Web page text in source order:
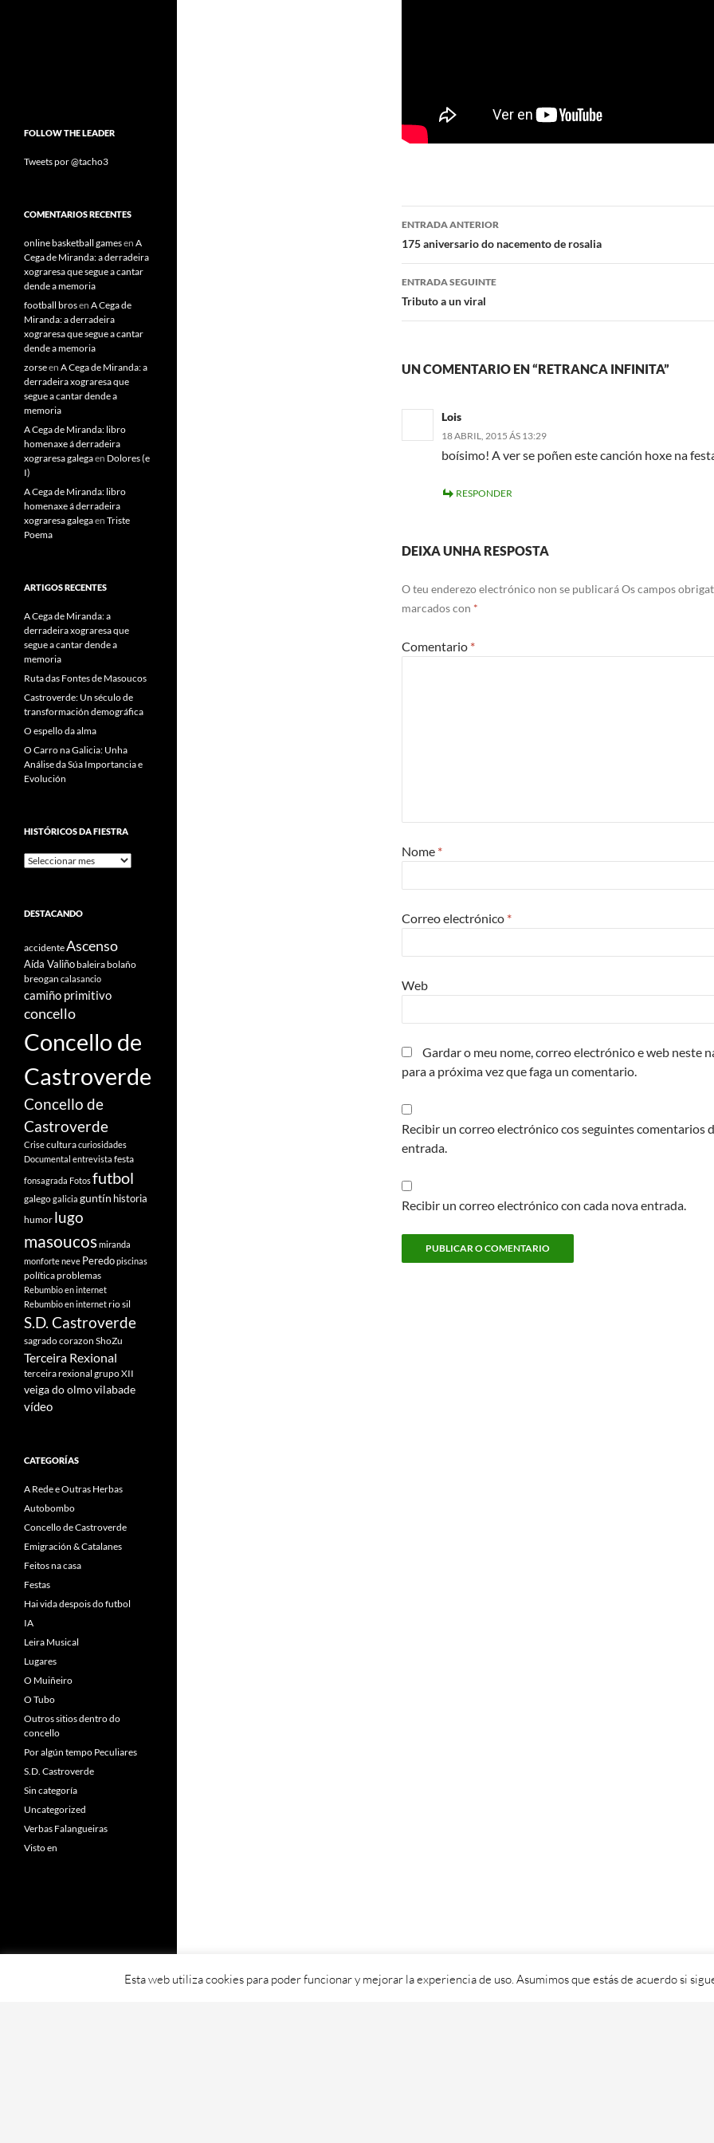
Navegación
de
artigos
ENTRADA ANTERIOR
175 aniversario do nacemento de rosalia
ENTRADA SEGUINTE
Tributo a un viral
UN COMENTARIO EN “RETRANCA INFINITA”
Lois
18 ABRIL, 2015 ÁS 13:29
boísimo! A ver se poñen este canción hoxe na
RESPONDER
DEIXA UNHA RESPOSTA
O teu enderezo electrónico non se publicaráOs campos
marcados con *
Comentario *
Nome *
Correo electrónico *
Web
Gardar o meu nome, correo electrónico e web neste
para a próxima vez que faga un comentario.
Recibir un correo electrónico cos seguintes comentarios
entrada.
Recibir un correo electrónico con cada nova entrada.
FOLLOW THE LEADER
Tweets por @tacho3
COMENTARIOS RECENTES
online basketball gamesen A
Cega de Miranda: a derradeira
xograresa que segue a cantar
dende a memoria
football brosen A Cega de
Miranda: a derradeira
xograresa que segue a cantar
dende a memoria
zorseen A Cega de Miranda: a
derradeira xograresa que
segue a cantar dende a
memoria
A Cega de Miranda: libro
homenaxe á derradeira
xograresa galegaen Dolores (e
I)
A Cega de Miranda: libro
homenaxe á derradeira
xograresa galegaen Triste
Poema
ARTIGOS RECENTES
A Cega de Miranda: a
derradeira xograresa que
segue a cantar dende a
memoria
Ruta das Fontes de Masoucos
Castroverde: Un século de
transformación demográfica
O espello da alma
O Carro na Galicia: Unha
Análise da Súa Importancia e
Evolución
HISTÓRICOS DA FIESTRA
Históricos
DESTACANDO
accidenteAscenso
Aída Valiñobaleirabolaño
breogan calasancio
camiño primitivo
concello
Concello de
Castroverde
Concello de
Castroverde
Criseculturacuriosidades
Documental entrevista festa
fonsagrada Fotosfutbol
galegogalicia guntín historia
humor lugo
masoucosmiranda
monforteneve Peredopiscinas
políticaproblemas
Rebumbio en internet
Rebumbio en internetrio sil
S.D. Castroverde
sagrado corazon ShoZu
Terceira Rexional
terceira rexional grupo XII
veiga do olmovilabade
vídeo
CATEGORÍAS
A Rede e Outras Herbas
Autobombo
Concello de Castroverde
Emigración & Catalanes
Feitos na casa
Festas
Hai vida despois do futbol
IA
Leira Musical
Lugares
O Muiñeiro
O Tubo
Outros sitios dentro do
concello
Por algún tempo Peculiares
S.D. Castroverde
Sin categoría
Uncategorized
Verbas Falangueiras
Visto en
Esta web utiliza cookies para poder funcionar y mejorar la experiencia de uso. Asumimos que estás de acuerdo si